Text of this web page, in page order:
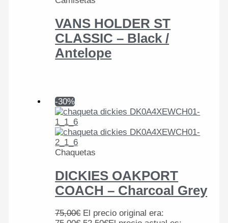
VANS HOLDER ST
CLASSIC – Black /
Antelope
-30%
Chaquetas
DICKIES OAKPORT
COACH – Charcoal Grey
75,00€ El precio original era: